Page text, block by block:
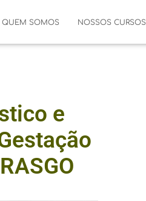
QUEM SOMOS NOSSOS CURSOS
e